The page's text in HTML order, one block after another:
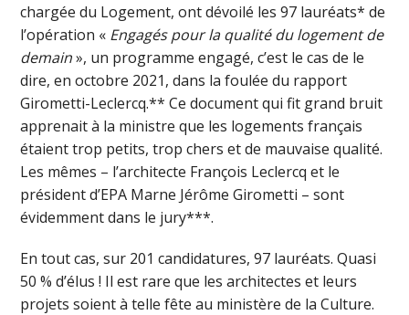
chargée du Logement, ont dévoilé les 97 lauréats* de
l’opération « Engagés pour la qualité du logement de
demain», un programme engagé, c’est le cas de le
dire, en octobre 2021, dans la foulée du rapport
Girometti-Leclercq.** Ce document qui fit grand bruit
apprenait à la ministre que les logements français
étaient trop petits, trop chers et de mauvaise qualité.
Les mêmes – l’architecte François Leclercq et le
président d’EPA Marne Jérôme Girometti – sont
évidemment dans le jury***.
En tout cas, sur 201 candidatures, 97 lauréats. Quasi
50 % d’élus ! Il est rare que les architectes et leurs
projets soient à telle fête au ministère de la Culture.